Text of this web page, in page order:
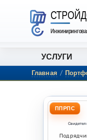
Перейти к
УСЛУГИ
Главная /
ППРПС